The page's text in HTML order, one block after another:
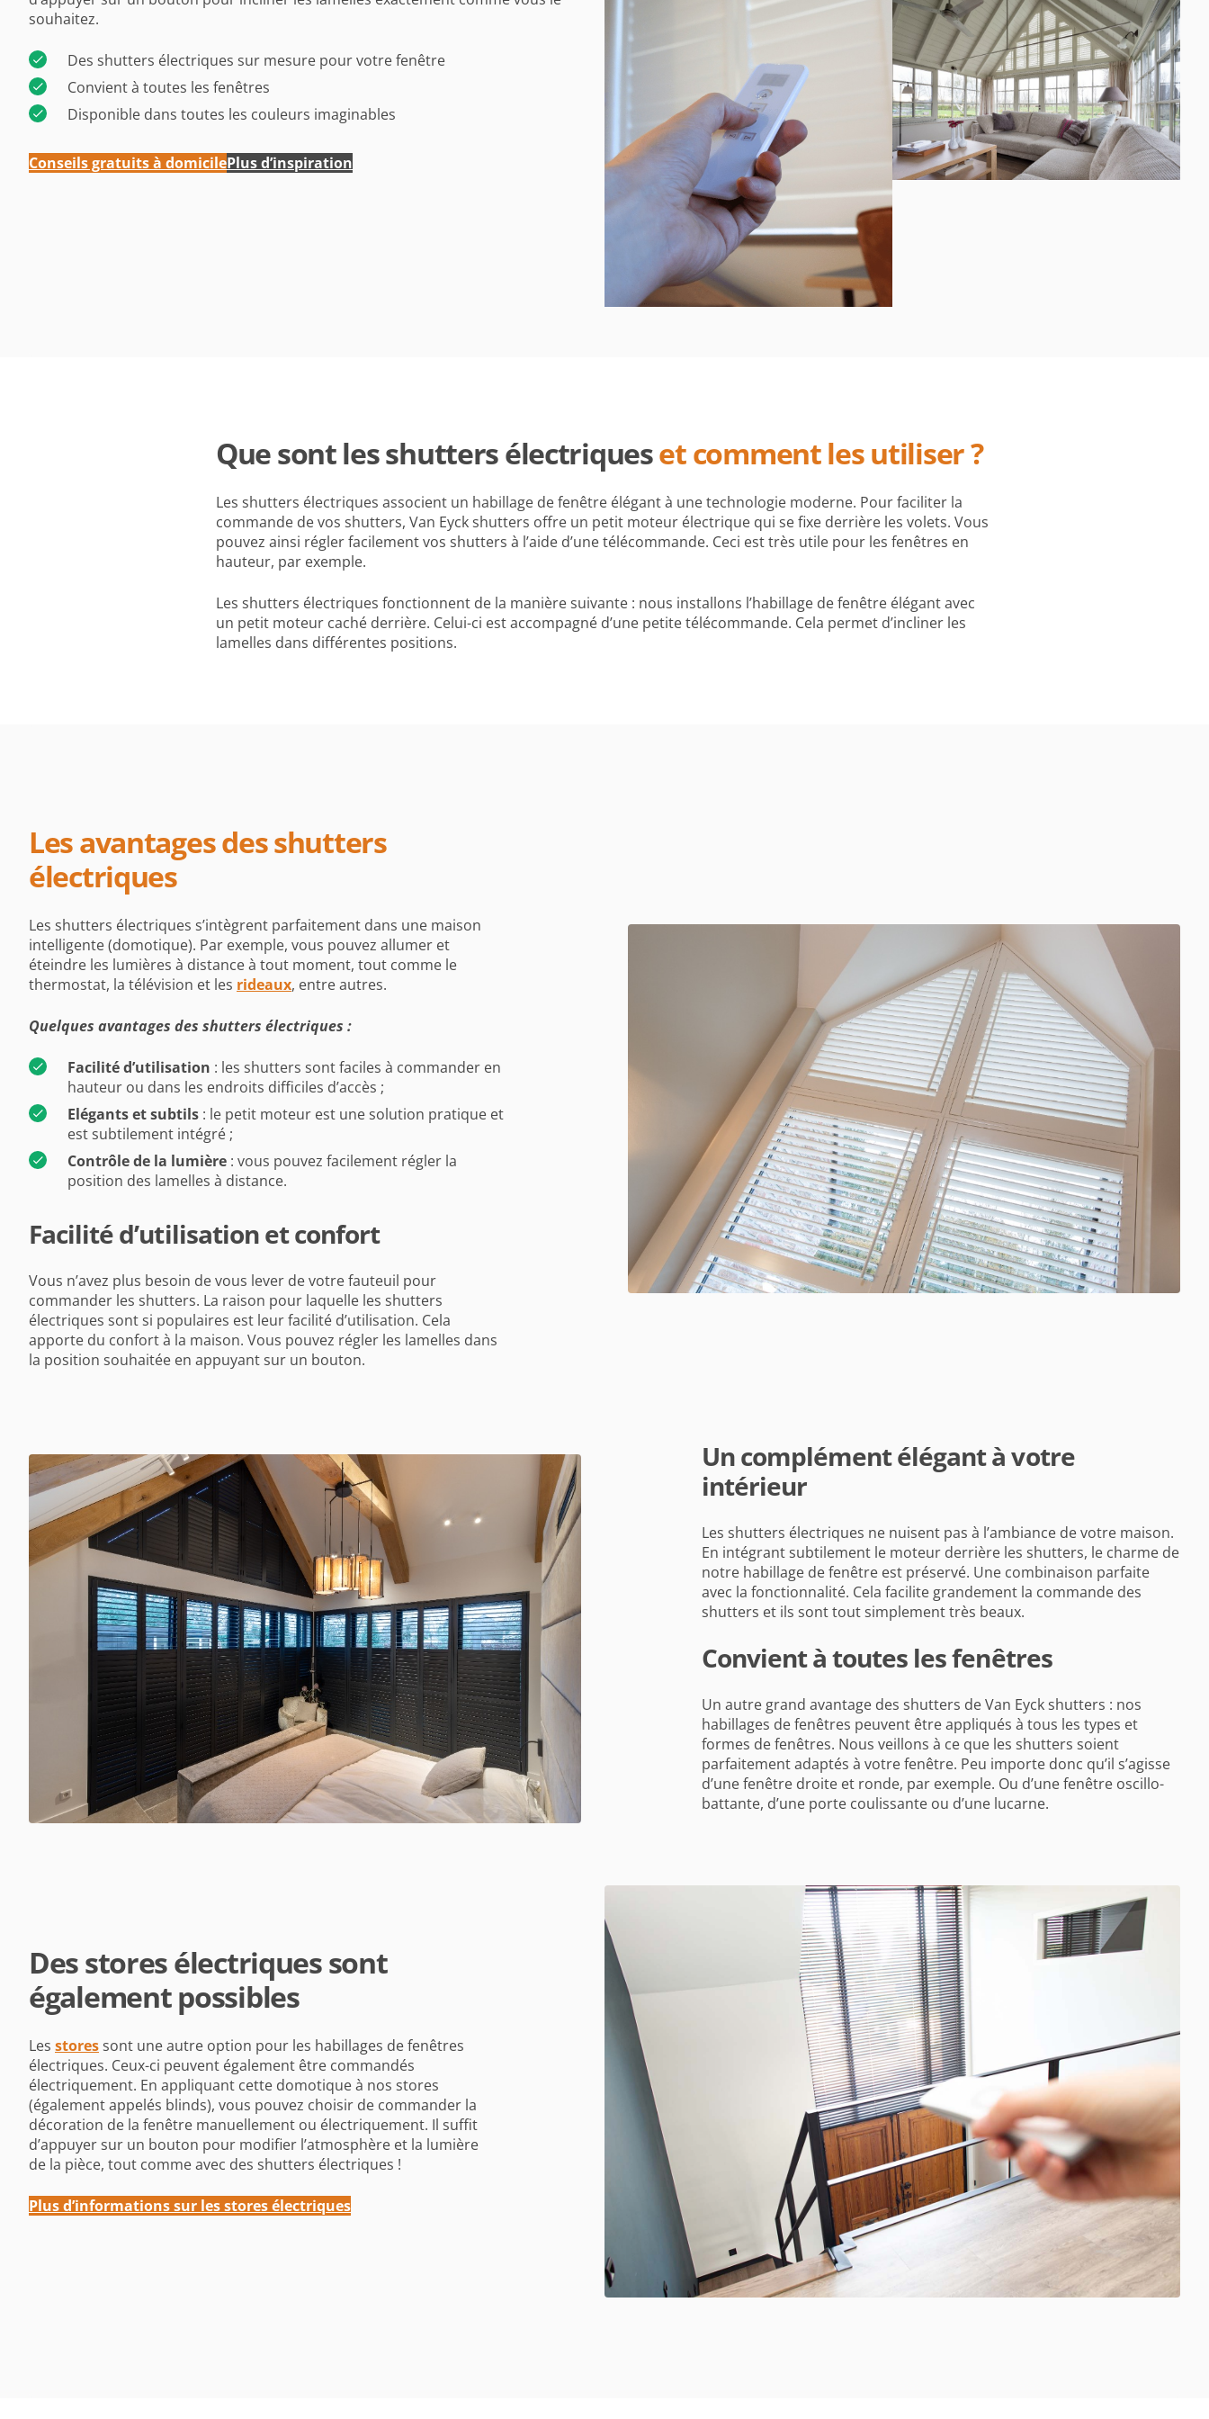
souhaitez.
Des shutters électriques sur mesure pour votre fenêtre
Convient à toutes les fenêtres
Disponible dans toutes les couleurs imaginables
Conseils gratuits à domicilePlus d’inspiration
Que sont les shutters électriqueset comment les utiliser ?
Les shutters électriques associent un habillage de fenêtre élégant à une technologie moderne. Pour faciliter la
commande de vos shutters, Van Eyck shutters offre un petit moteur électrique qui se fixe derrière les volets. Vous
pouvez ainsi régler facilement vos shutters à l’aide d’une télécommande. Ceci est très utile pour les fenêtres en
hauteur, par exemple.
Les shutters électriques fonctionnent de la manière suivante : nous installons l’habillage de fenêtre élégant avec
un petit moteur caché derrière. Celui-ci est accompagné d’une petite télécommande. Cela permet d’incliner les
lamelles dans différentes positions.
Les avantages des shutters
électriques
Les shutters électriques s’intègrent parfaitement dans une maison
intelligente (domotique). Par exemple, vous pouvez allumer et
éteindre les lumières à distance à tout moment, tout comme le
thermostat, la télévision et les rideaux, entre autres.
Quelques avantages des shutters électriques :
Facilité d’utilisation : les shutters sont faciles à commander en
hauteur ou dans les endroits difficiles d’accès ;
Elégants et subtils : le petit moteur est une solution pratique et
est subtilement intégré ;
Contrôle de la lumière : vous pouvez facilement régler la
position des lamelles à distance.
Facilité d’utilisation et confort
Vous n’avez plus besoin de vous lever de votre fauteuil pour
commander les shutters. La raison pour laquelle les shutters
électriques sont si populaires est leur facilité d’utilisation. Cela
apporte du confort à la maison. Vous pouvez régler les lamelles dans
la position souhaitée en appuyant sur un bouton.
Un complément élégant à votre
intérieur
Les shutters électriques ne nuisent pas à l’ambiance de votre maison.
En intégrant subtilement le moteur derrière les shutters, le charme de
notre habillage de fenêtre est préservé. Une combinaison parfaite
avec la fonctionnalité. Cela facilite grandement la commande des
shutters et ils sont tout simplement très beaux.
Convient à toutes les fenêtres
Un autre grand avantage des shutters de Van Eyck shutters : nos
habillages de fenêtres peuvent être appliqués à tous les types et
formes de fenêtres. Nous veillons à ce que les shutters soient
parfaitement adaptés à votre fenêtre. Peu importe donc qu’il s’agisse
d’une fenêtre droite et ronde, par exemple. Ou d’une fenêtre oscillo-
battante, d’une porte coulissante ou d’une lucarne.
Des stores électriques sont
également possibles
Les storessont une autre option pour les habillages de fenêtres
électriques. Ceux-ci peuvent également être commandés
électriquement. En appliquant cette domotique à nos stores
(également appelés blinds), vous pouvez choisir de commander la
décoration de la fenêtre manuellement ou électriquement. Il suffit
d’appuyer sur un bouton pour modifier l’atmosphère et la lumière
de la pièce, tout comme avec des shutters électriques !
Plus d’informations sur les stores électriques